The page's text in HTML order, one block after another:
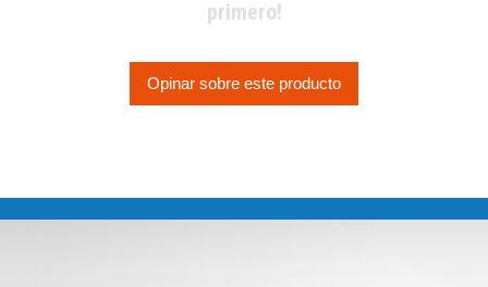
primero!
Opinar sobre este producto